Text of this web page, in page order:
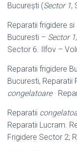
București (Sector 1,
Reparatii frigidere si
Bucuresti – Sector 1
Sector 6. Ilfov –
Reparatii frigidere
Bucuresti, Reparatii
congelatoare·
Reparatii
Reparatii Lucram.
Frigidere Sector 2;